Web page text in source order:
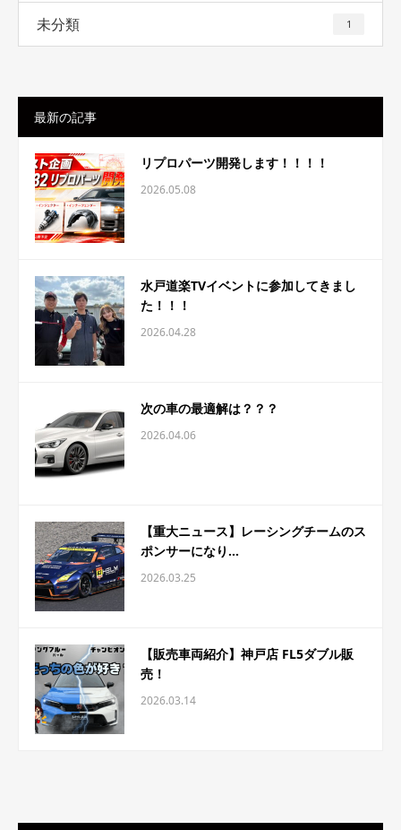
未分類 1
最新の記事
リプロパーツ開発します！！！！
2026.05.08
水戸道楽TVイベントに参加してきまし
た！！！
2026.04.28
次の車の最適解は？？？
2026.04.06
【重大ニュース】レーシングチームのス
ポンサーになり...
2026.03.25
【販売車両紹介】神戸店 FL5ダブル販
売！
2026.03.14